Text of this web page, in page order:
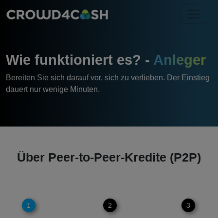
Wie funktioniert es? - Anleger
Bereiten Sie sich darauf vor, sich zu verlieben. Der Einstieg
dauert nur wenige Minuten.
Über Peer-to-Peer-Kredite (P2P)
1
2
3